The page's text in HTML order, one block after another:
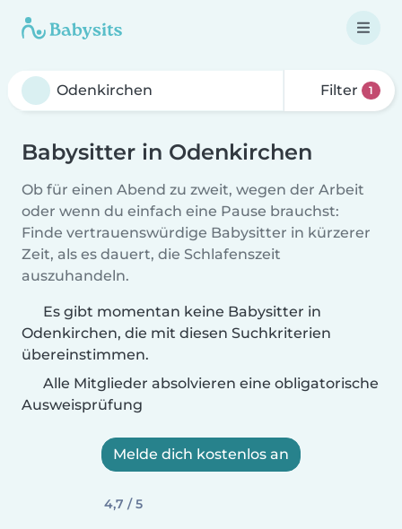
Filter 1
Babysitter in Odenkirchen
Ob für einen Abend zu zweit, wegen der Arbeit
oder wenn du einfach eine Pause brauchst:
Finde vertrauenswürdige Babysitter in kürzerer
Zeit, als es dauert, die Schlafenszeit
auszuhandeln.
Es gibt momentan keine Babysitter in
Odenkirchen, die mit diesen Suchkriterien
übereinstimmen.
Alle Mitglieder absolvieren eine obligatorische
Ausweisprüfung
Melde dich kostenlos an
4,7 / 5